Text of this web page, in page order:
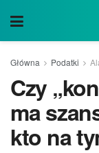
Główna Podatki
Czy
ma
kto na